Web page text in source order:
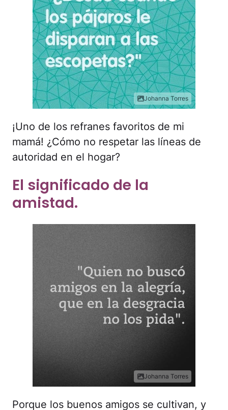
Johanna Torres
¡Uno de los refranes favoritos de mi
mamá! ¿Cómo no respetar las líneas de
autoridad en el hogar?
El significado de la
amistad.
Johanna Torres
Porque los buenos amigos se cultivan, y